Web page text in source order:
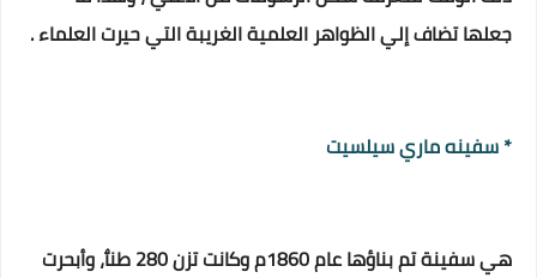
جعلها تضاف إلي الظواهر العلمية الغريبة التي حيرت العلماء .
* سفينه ماري سيلسيت
هي سفينة تم بناؤها عام 1860م وكانت تزن 280 طنٱ، وأبحرت